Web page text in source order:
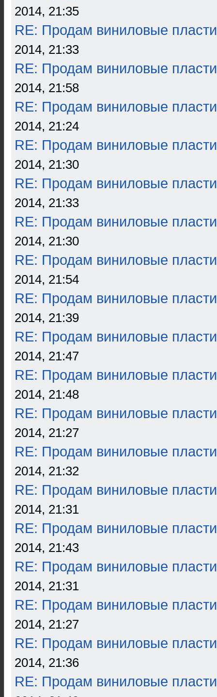
2014, 21:35
RE: Продам виниловые
2014, 21:33
RE: Продам виниловые
2014, 21:58
RE: Продам виниловые
2014, 21:24
RE: Продам виниловые
2014, 21:30
RE: Продам виниловые
2014, 21:33
RE: Продам виниловые
2014, 21:30
RE: Продам виниловые
2014, 21:54
RE: Продам виниловые
2014, 21:39
RE: Продам виниловые
2014, 21:47
RE: Продам виниловые
2014, 21:48
RE: Продам виниловые
2014, 21:27
RE: Продам виниловые
2014, 21:32
RE: Продам виниловые
2014, 21:31
RE: Продам виниловые
2014, 21:43
RE: Продам виниловые
2014, 21:31
RE: Продам виниловые
2014, 21:27
RE: Продам виниловые
2014, 21:36
RE: Продам виниловые